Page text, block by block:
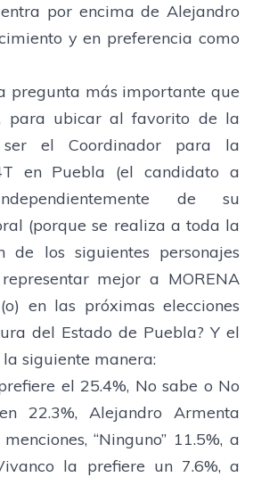
por encima de Alejandro
y en preferencia como
pregunta más importante que
para ubicar al favorito de la
el Coordinador para la
en Puebla (el candidato a
de su
(porque se realiza a toda la
de los siguientes personajes
mejor a MORENA
en las próximas elecciones
del Estado de Puebla? Y el
siguiente manera:
el 25.4%, No sabe o No
22.3%, Alejandro Armenta
“Ninguno” 11.5%, a
la prefiere un 7.6%, a